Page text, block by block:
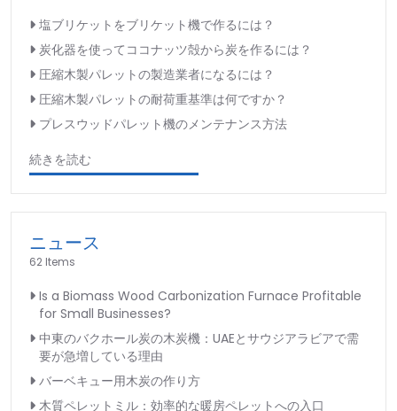
塩ブリケットをブリケット機で作るには？
炭化器を使ってココナッツ殻から炭を作るには？
圧縮木製パレットの製造業者になるには？
圧縮木製パレットの耐荷重基準は何ですか？
プレスウッドパレット機のメンテナンス方法
続きを読む
ニュース
62 Items
Is a Biomass Wood Carbonization Furnace Profitable
for Small Businesses?
中東のバクホール炭の木炭機：UAEとサウジアラビアで需
要が急増している理由
バーベキュー用木炭の作り方
木質ペレットミル：効率的な暖房ペレットへの入口